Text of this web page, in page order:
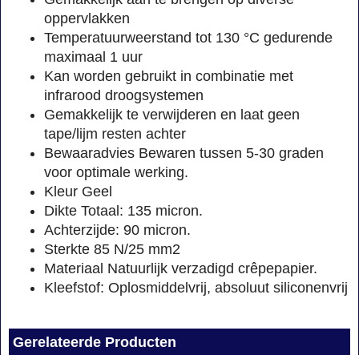
oppervlakken
Temperatuurweerstand tot 130 °C gedurende
maximaal 1 uur
Kan worden gebruikt in combinatie met
infrarood droogsystemen
Gemakkelijk te verwijderen en laat geen
tape/lijm resten achter
Bewaaradvies Bewaren tussen 5-30 graden
voor optimale werking.
Kleur Geel
Dikte Totaal: 135 micron.
Achterzijde: 90 micron.
Sterkte 85 N/25 mm2
Materiaal Natuurlijk verzadigd crêpepapier.
Kleefstof: Oplosmiddelvrij, absoluut siliconenvrij
Gerelateerde Producten